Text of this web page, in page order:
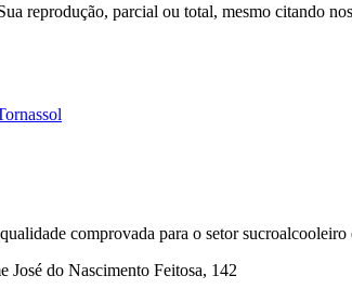
reprodução, parcial ou total, mesmo citando
comprovada para o setor sucroalcooleiro
José do Nascimento Feitosa, 142